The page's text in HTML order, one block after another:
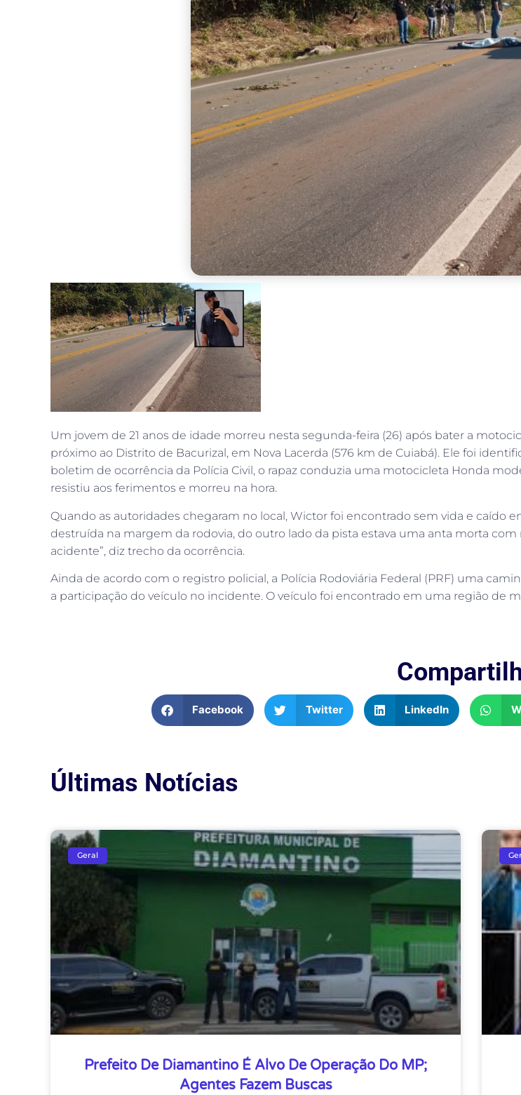
Um jovem de 21 anos de idade morreu nesta segunda-feira (26) após bater a
próximo ao Distrito de Bacurizal, em Nova Lacerda (576 km de Cuiabá). Ele foi
boletim de ocorrência da Polícia Civil, o rapaz conduzia uma motocicleta Honda
resistiu aos ferimentos e morreu na hora.
Quando as autoridades chegaram no local, Wictor foi encontrado sem vida e caído
destruída na margem da rodovia, do outro lado da pista estava uma anta morta
acidente”, diz trecho da ocorrência.
Ainda de acordo com o registro policial, a Polícia Rodoviária Federal (PRF) uma
a participação do veículo no incidente. O veículo foi encontrado em uma região de
Facebook Twitter LinkedIn
Últimas Notícias
Geral
Prefeito De Diamantino É Alvo De Operação Do MP;
Agentes Fazem Buscas